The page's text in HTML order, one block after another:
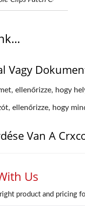
Vagy
ellenőrizze, hogy
ellenőrizze, hogy
Van A